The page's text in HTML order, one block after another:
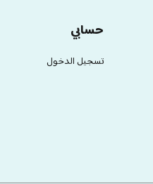
حسابي
تسجيل الدخول